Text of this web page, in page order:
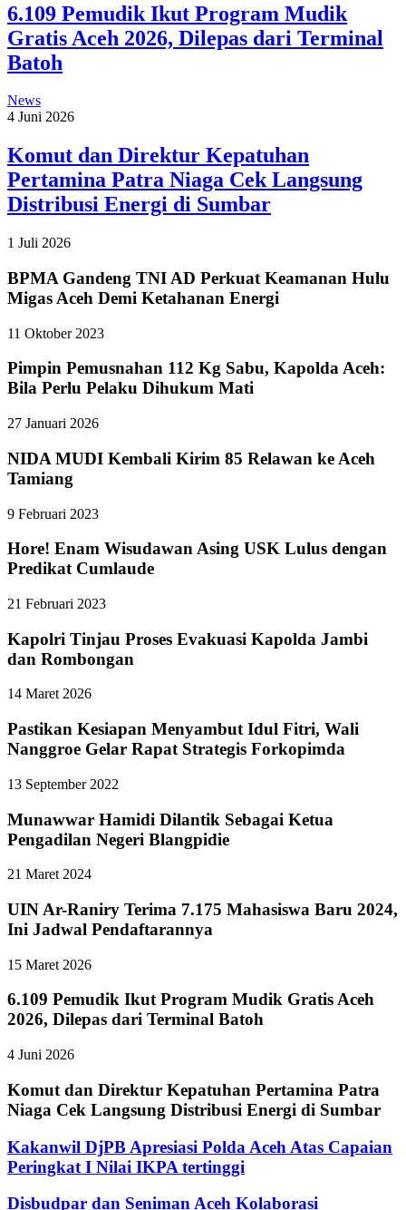
6.109 Pemudik Ikut Program Mudik
Gratis Aceh 2026, Dilepas dari Terminal
Batoh
News
4 Juni 2026
Komut dan Direktur Kepatuhan
Pertamina Patra Niaga Cek Langsung
Distribusi Energi di Sumbar
1 Juli 2026
BPMA Gandeng TNI AD Perkuat Keamanan Hulu
Migas Aceh Demi Ketahanan Energi
11 Oktober 2023
Pimpin Pemusnahan 112 Kg Sabu, Kapolda Aceh:
Bila Perlu Pelaku Dihukum Mati
27 Januari 2026
NIDA MUDI Kembali Kirim 85 Relawan ke Aceh
Tamiang
9 Februari 2023
Hore! Enam Wisudawan Asing USK Lulus dengan
Predikat Cumlaude
21 Februari 2023
Kapolri Tinjau Proses Evakuasi Kapolda Jambi
dan Rombongan
14 Maret 2026
Pastikan Kesiapan Menyambut Idul Fitri, Wali
Nanggroe Gelar Rapat Strategis Forkopimda
13 September 2022
Munawwar Hamidi Dilantik Sebagai Ketua
Pengadilan Negeri Blangpidie
21 Maret 2024
UIN Ar-Raniry Terima 7.175 Mahasiswa Baru 2024,
Ini Jadwal Pendaftarannya
15 Maret 2026
6.109 Pemudik Ikut Program Mudik Gratis Aceh
2026, Dilepas dari Terminal Batoh
4 Juni 2026
Komut dan Direktur Kepatuhan Pertamina Patra
Niaga Cek Langsung Distribusi Energi di Sumbar
Kakanwil DjPB Apresiasi Polda Aceh Atas Capaian
Peringkat I Nilai IKPA tertinggi
Disbudpar dan Seniman Aceh Kolaborasi